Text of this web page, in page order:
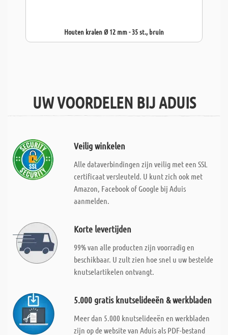
Houten kralen Ø 12 mm - 35 st., bruin
UW VOORDELEN BIJ ADUIS
Veilig winkelen
Alle dataverbindingen zijn veilig met een SSL
certificaat versleuteld. U kunt zich ook met
Amazon, Facebook of Google bij Aduis
aanmelden.
Korte levertijden
99% van alle producten zijn voorradig en
beschikbaar. U zult zien hoe snel u uw bestelde
knutselartikelen ontvangt.
5.000 gratis knutselideeën & werkbladen
Meer dan 5.000 knutselideeën en werkbladen
zijn op de website van Aduis als PDF-bestand